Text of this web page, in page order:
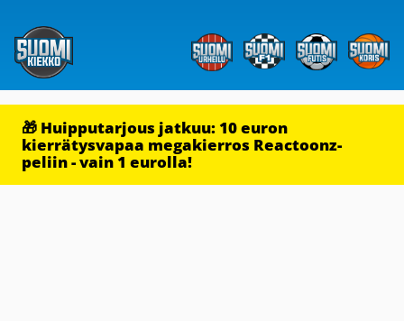
🎁 Huipputarjous jatkuu: 10 euron
kierrätysvapaa megakierros Reactoonz-
peliin - vain 1 eurolla!